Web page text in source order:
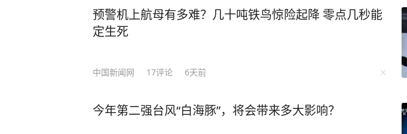
来限制公众携带枪支，“相关部门必须加强监管枪支持有情况，
除执行公务，无论是政府官员还是普通民众，不得携枪支进入
公共场所”。 另据央视新闻消息，此次事件造成8人死亡，30多
暖武里府一所中学发生枪击事件。据泰国警方消息，这名枪手
饮弹自尽前开了26枪，随身的包里还有更多子弹。据了解，枪
预警机上航母有多难？几十吨铁鸟惊险起降 零点几秒能
定生死
中国新闻网 17评论 6天前
今年第二强台风“白海豚”，将会带来多大影响？